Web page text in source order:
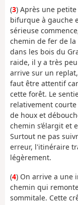
(3) Après une
bifurque à gauche
sérieuse
chemin de fer de
dans les bois du
raide, il y a très
arrive sur un
faut être attentif
cette forêt. Le
relativement
de houx et
chemin s’élargit et
Surtout ne pas
erreur, l'itinéraire
légèrement.
(4) On arrive a une
chemin qui
sommitale. Cette